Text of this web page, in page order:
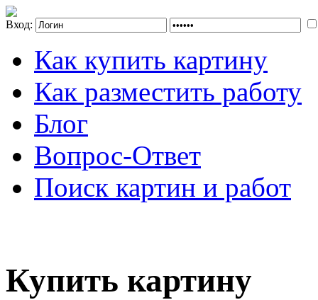
Вход:
Как купить картину
Как разместить работу
Блог
Вопрос-Ответ
Поиск картин и работ
Купить картину